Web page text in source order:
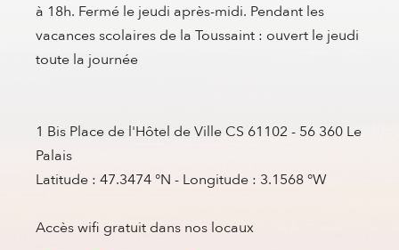
à 18h. Fermé le jeudi après-midi. Pendant les
vacances scolaires de la Toussaint : ouvert le jeudi
toute la journée
1 Bis Place de l'Hôtel de Ville CS 61102 - 56 360 Le
Palais
Latitude : 47.3474 °N - Longitude : 3.1568 °W
Accès wifi gratuit dans nos locaux